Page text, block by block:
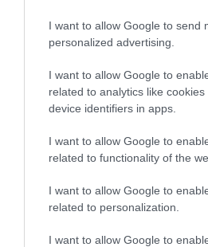
I want to allow Google to send
personalized advertising.
I want to allow Google to
related to analytics like
device identifiers in apps.
I want to allow Google to
related to functionality of the
I want to allow Google to
related to personalization.
I want to allow Google to
HALMENTÉS
2026.
ZÁPOROK,
2026.